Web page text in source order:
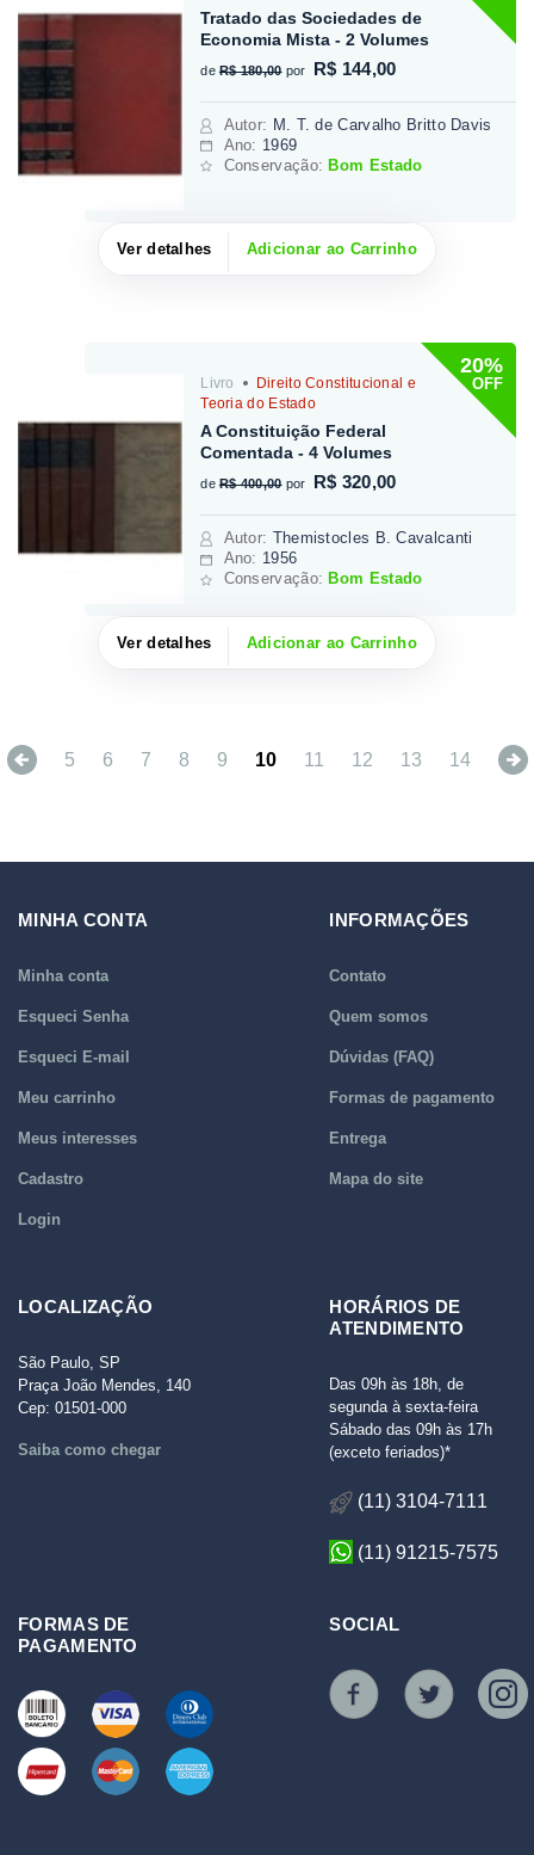
Tratado das Sociedades de
Economia Mista - 2 Volumes
de R$ 180,00 por R$ 144,00
Autor: M. T. de Carvalho Britto Davis
Ano: 1969
Conservação:Bom Estado
Ver detalhes Adicionar ao Carrinho
20%
OFF
Livro
Direito Constitucional e
Teoria do Estado
A Constituição Federal
Comentada - 4 Volumes
de R$ 400,00 por R$ 320,00
Autor: Themistocles B. Cavalcanti
Ano: 1956
Conservação: Bom Estado
Ver detalhes Adicionar ao Carrinho
Previous
5 6 7 8 9 10 11 12 13 14
MINHA CONTA
Minha conta
Esqueci Senha
Esqueci E-mail
Meu carrinho
Meus interesses
Cadastro
Login
INFORMAÇÕES
Contato
Quem somos
Dúvidas (FAQ)
Formas de pagamento
Entrega
Mapa do site
LOCALIZAÇÃO
São Paulo, SP
Praça João Mendes, 140
Cep: 01501-000
Saiba como chegar
HORÁRIOS DE
ATENDIMENTO
Das 09h às 18h, de
segunda à sexta-feira
Sábado das 09h às 17h
(exceto feriados)*
(11) 3104-7111
(11) 91215-7575
FORMAS DE
PAGAMENTO
SOCIAL